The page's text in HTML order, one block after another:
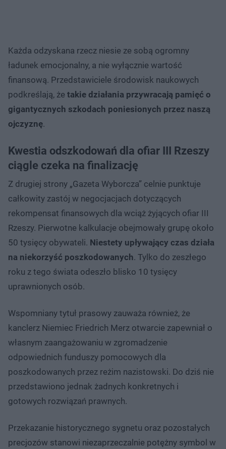
Każda odzyskana rzecz niesie ze sobą ogromny
ładunek emocjonalny, a nie wyłącznie wartość
finansową. Przedstawiciele środowisk naukowych
podkreślają, że takie działania przywracają pamięć o
gigantycznych szkodach poniesionych przez naszą
ojczyznę.
Kwestia odszkodowań dla ofiar III Rzeszy
ciągle czeka na finalizację
Z drugiej strony „Gazeta Wyborcza” celnie punktuje
całkowity zastój w negocjacjach dotyczących
rekompensat finansowych dla wciąż żyjących ofiar III
Rzeszy. Pierwotne kalkulacje obejmowały grupę około
50 tysięcy obywateli. Niestety upływający czas działa
na niekorzyść poszkodowanych. Tylko do zeszłego
roku z tego świata odeszło blisko 10 tysięcy
uprawnionych osób.
Wspomniany tytuł prasowy zauważa również, że
kanclerz Niemiec Friedrich Merz otwarcie zapewniał o
własnym zaangażowaniu w zgromadzenie
odpowiednich funduszy pomocowych dla
poszkodowanych przez reżim nazistowski. Do dziś nie
przedstawiono jednak żadnych konkretnych i
gotowych rozwiązań prawnych.
Przekazanie historycznego sygnetu oraz pozostałych
precjozów stanowi niezaprzeczalnie potężny symbol w